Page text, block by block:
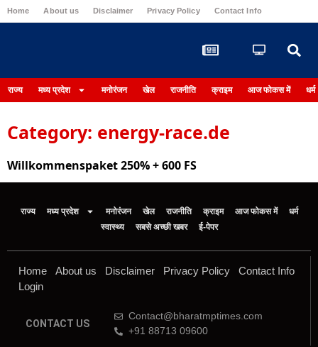
Home About us Disclaimer Privacy Policy Contact Info
राज्य मध्य प्रदेश मनोरंजन खेल राजनीति क्राइम आज फोकस में धर्म
Category: energy-race.de
Willkommenspaket 250% + 600 FS
राज्य मध्य प्रदेश मनोरंजन खेल राजनीति क्राइम आज फोकस में
धर्म
स्वास्थ्य
सबसे अच्छी खबर ई-पेपर
Home About us Disclaimer Privacy Policy
Contact Info
Login
CONTACT US
Contact@bharatmptimes.com
+91 88713 09600